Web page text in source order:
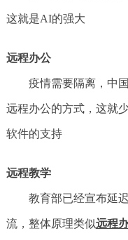
这就是AI的强大
远程办公
疫情需要隔离，中
远程办公的方式，这就
软件的支持
远程教学
教育部已经宣布延
流，整体原理类似远程